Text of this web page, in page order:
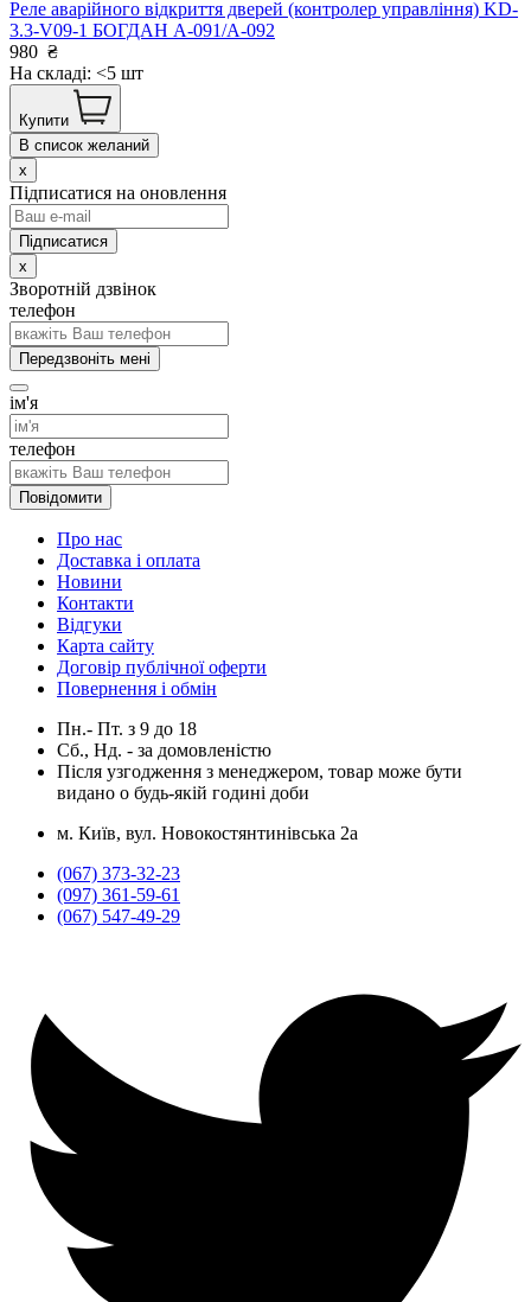
Реле аварійного відкриття дверей (контролер управління) KD-
3.3-V09-1 БОГДАН А-091/А-092
980 ₴
На складі: <5 шт
Купити
В список желаний
x
Підписатися на оновлення
x
Зворотній дзвінок
телефон
Передзвоніть мені
ім'я
телефон
Повідомити
Про нас
Доставка і оплата
Новини
Контакти
Відгуки
Карта сайту
Договір публічної оферти
Повернення і обмін
Пн.- Пт. з 9 до 18
Сб., Нд. - за домовленістю
Після узгодження з менеджером, товар може бути
видано о будь-якій годині доби
м. Київ, вул. Новокостянтинівська 2а
(067) 373-32-23
(097) 361-59-61
(067) 547-49-29